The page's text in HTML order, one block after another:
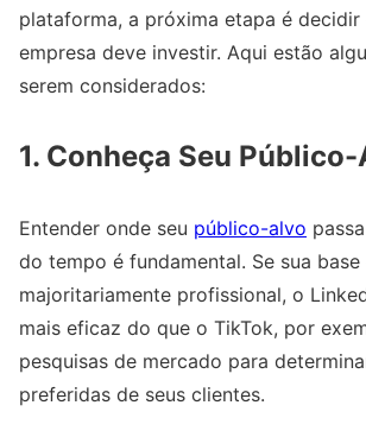
plataforma, a próxima etapa é decidir
empresa deve investir. Aqui estão
serem considerados:
1. Conheça Seu
Entender onde seu público-alvo
do tempo é fundamental. Se sua
majoritariamente profissional, o
mais eficaz do que o TikTok, por
pesquisas de mercado para
preferidas de seus clientes.